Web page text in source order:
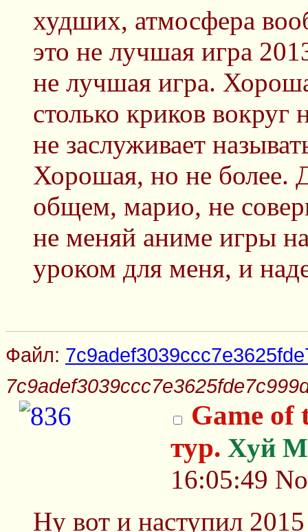
худших, атмосфера
это не лучшая игра
не лучшая игра.
столько криков
не заслуживает
Хорошая, но не более.
общем, марио, не
не меняй аниме игры
уроком для меня, и
Файл:
Game of
тур. Xyй
16:05:49
Ну вот и наступил